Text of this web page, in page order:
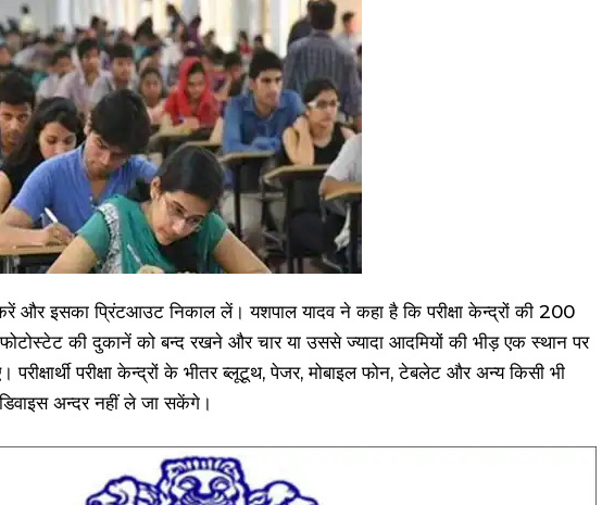
और इसका प्रिंटआउट निकाल लें। यशपाल यादव ने कहा है कि परीक्षा केन्द्रों की 200
फोटोस्टेट की दुकानें को बन्द रखने और चार या उससे ज्यादा आदमियों की भीड़ एक स्थान पर
परीक्षार्थी परीक्षा केन्द्रों के भीतर ब्लूटूथ, पेजर, मोबाइल फोन, टेबलेट और अन्य किसी भी
अन्दर नहीं ले जा सकेंगे।